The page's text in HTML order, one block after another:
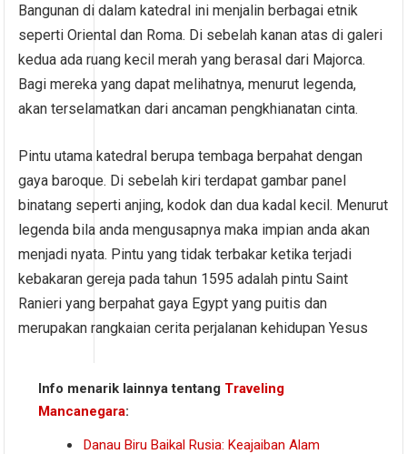
Bangunan di dalam katedral ini menjalin berbagai etnik
seperti Oriental dan Roma. Di sebelah kanan atas di galeri
kedua ada ruang kecil merah yang berasal dari Majorca.
Bagi mereka yang dapat melihatnya, menurut legenda,
akan terselamatkan dari ancaman pengkhianatan cinta.
Pintu utama katedral berupa tembaga berpahat dengan
gaya baroque. Di sebelah kiri terdapat gambar panel
binatang seperti anjing, kodok dan dua kadal kecil. Menurut
legenda bila anda mengusapnya maka impian anda akan
menjadi nyata. Pintu yang tidak terbakar ketika terjadi
kebakaran gereja pada tahun 1595 adalah pintu Saint
Ranieri yang berpahat gaya Egypt yang puitis dan
merupakan rangkaian cerita perjalanan kehidupan Yesus
Info menarik lainnya tentang Traveling
Mancanegara:
Danau Biru Baikal Rusia: Keajaiban Alam